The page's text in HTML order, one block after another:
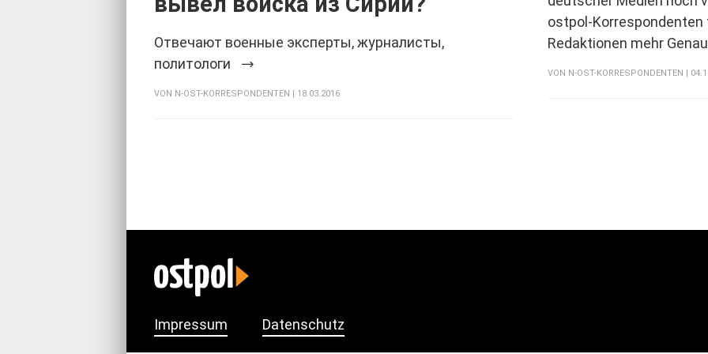
Отвечают военные эксперты, журналисты,
политологи
VON N-OST-KORRESPONDENTEN | 18.03.2016
ostpol-
Redaktionen mehr
VON N-OST-KORRESPONDENTEN |
Impressum Datenschutz